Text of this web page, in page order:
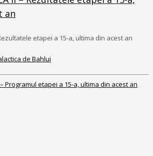
an
Rezultatele etapei a 15-a, ultima din acest an
de Bahlui